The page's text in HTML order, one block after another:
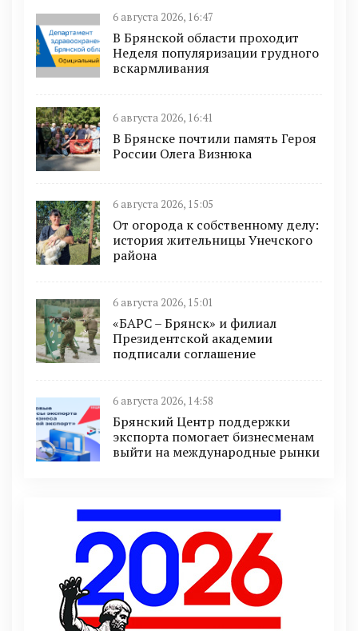
6 августа 2026, 16:47
В Брянской области проходит
Неделя популяризации грудного
вскармливания
6 августа 2026, 16:41
В Брянске почтили память Героя
России Олега Визнюка
6 августа 2026, 15:05
От огорода к собственному делу:
история жительницы Унечского
района
6 августа 2026, 15:01
«БАРС – Брянск» и филиал
Президентской академии
подписали соглашение
6 августа 2026, 14:58
Брянский Центр поддержки
экспорта помогает бизнесменам
выйти на международные рынки